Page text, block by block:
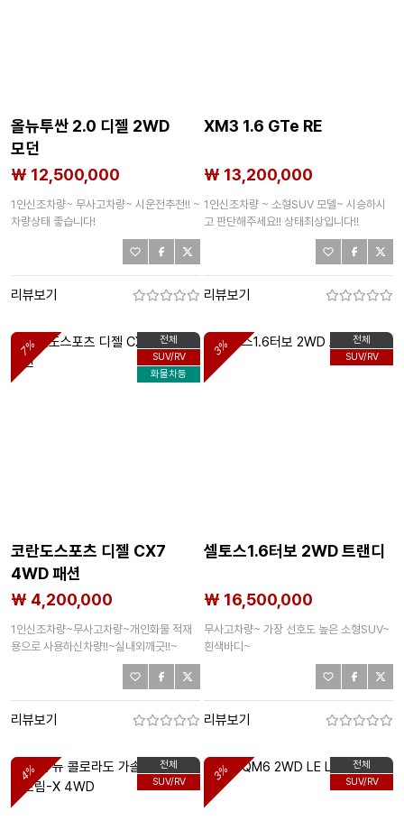
올뉴투싼 2.0 디젤 2WD
모던
₩ 12,500,000
1인신조차량~ 무사고차량~ 시운전추천!! ~
차량상태 좋습니다!
리뷰보기
XM3 1.6 GTe RE
₩ 13,200,000
1인신조차량 ~ 소형SUV 모델~ 시승하시
고 판단해주세요!! 상태최상입니다!!
리뷰보기
전체
SUV/RV
화물차등
7%
코란도스포츠 디젤 CX7
4WD 패션
₩ 4,200,000
1인신조차량~무사고차량~개인화물 적재
용으로 사용하신차량!!~실내외깨긋!!~
리뷰보기
전체
SUV/RV
3%
셀토스1.6터보 2WD 트랜디
₩ 16,500,000
무사고차량~ 가장 선호도 높은 소형SUV~
흰색바디~
리뷰보기
전체
SUV/RV
4%
전체
SUV/RV
3%